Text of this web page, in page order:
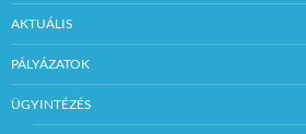
AKTUÁLIS
PÁLYÁZATOK
ÜGYINTÉZÉS